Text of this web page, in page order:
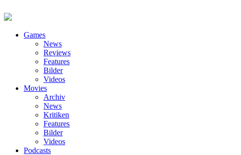
Games
News
Reviews
Features
Bilder
Videos
Movies
Archiv
News
Kritiken
Features
Bilder
Videos
Podcasts